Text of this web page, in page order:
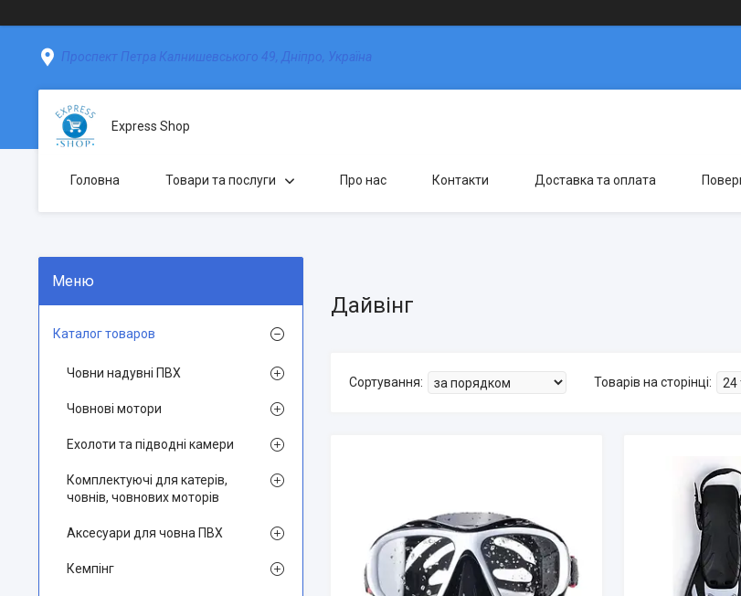
Проспект Петра Калнишевського 49, Дніпро, Україна
Express Shop
Головна Товари та послуги Про нас Контакти Доставка та оплата
Дайвінг
Каталог товаров
Човни надувні ПВХ
Човнові мотори
Ехолоти та підводні камери
Комплектуючі для катерів,
човнів, човнових моторів
Аксесуари для човна ПВХ
Кемпінг